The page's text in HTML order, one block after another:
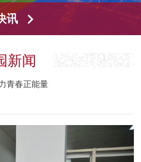
讯
新闻
青春正能量